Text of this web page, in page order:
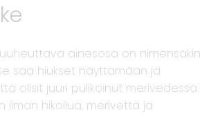
ainesosa on nimensäkin
saa hiukset näyttämään ja
olisit juuri pulikoinut merivedessä.
ilman hikoilua, merivettä ja